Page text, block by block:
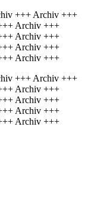
+++ Archiv +++
Archiv +++
Archiv +++
Archiv +++
Archiv +++
+++ Archiv +++
Archiv +++
Archiv +++
Archiv +++
Archiv +++